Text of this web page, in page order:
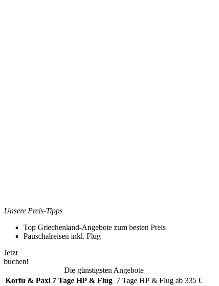
Unsere Preis-Tipps
Top Griechenland-Angebote zum besten Preis
Pauschalreisen inkl. Flug
Jetzt
buchen!
Die günstigsten Angebote
Korfu & Paxi 7 Tage HP & Flug 7 Tage HP & Flug ab 335 €